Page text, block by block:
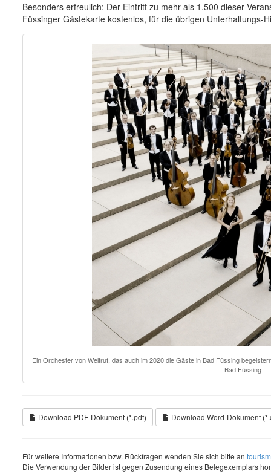
Besonders erfreulich: Der Eintritt zu mehr als 1.500 dieser
Füssinger Gästekarte kostenlos, für die übrigen Unterhaltungs-
Ein Orchester von Weltruf, das auch im 2020 die Gäste in Bad Füssing
Bad Füssing
Download PDF-Dokument (*.pdf) Download Word-Dokument
Für weitere Informationen bzw. Rückfragen wenden Sie sich bitte an
Die Verwendung der Bilder ist gegen Zusendung eines Belegexemplars